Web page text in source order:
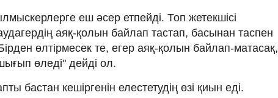
еш әсер етпейді. Топ жетекшісі
аяқ-қолын байлап тастап, басынан таспен
өлтірмесек те, егер аяқ-қолын байлап-матасақ,
өледі" дейді ол.
бастан кешіргенін елестетудің өзі қиын еді.